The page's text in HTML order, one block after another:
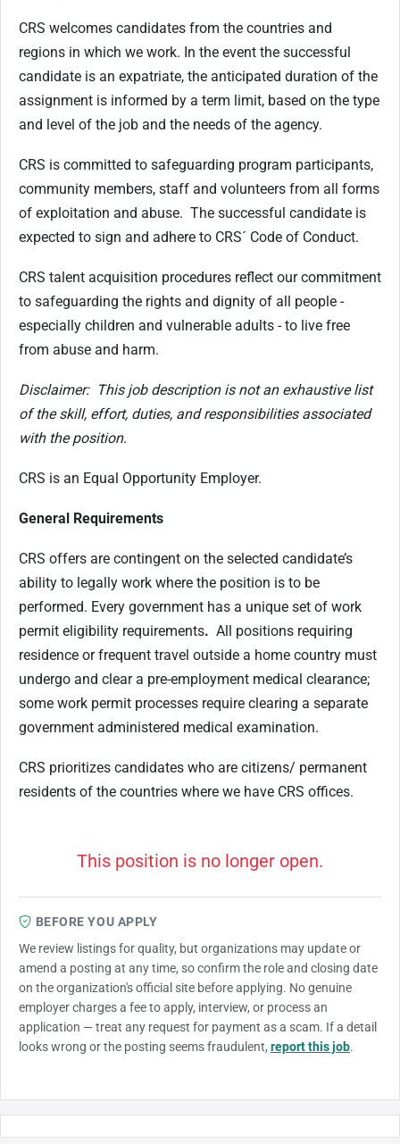
CRS welcomes candidates from the countries and
regions in which we work. In the event the successful
candidate is an expatriate, the anticipated duration of the
assignment is informed by a term limit, based on the type
and level of the job and the needs of the agency.
CRS is committed to safeguarding program participants,
community members, staff and volunteers from all forms
of exploitation and abuse. The successful candidate is
expected to sign and adhere to CRS´ Code of Conduct.
CRS talent acquisition procedures reflect our commitment
to safeguarding the rights and dignity of all people -
especially children and vulnerable adults - to live free
from abuse and harm.
Disclaimer: This job description is not an exhaustive list
of the skill, effort, duties, and responsibilities associated
with the position.
CRS is an Equal Opportunity Employer.
General Requirements
CRS offers are contingent on the selected candidate’s
ability to legally work where the position is to be
performed. Every government has a unique set of work
permit eligibility requirements. All positions requiring
residence or frequent travel outside a home country must
undergo and clear a pre-employment medical clearance;
some work permit processes require clearing a separate
government administered medical examination.
CRS prioritizes candidates who are citizens/ permanent
residents of the countries where we have CRS offices.
This position is no longer open.
BEFORE YOU APPLY
We review listings for quality, but organizations may update or
amend a posting at any time, so confirm the role and closing date
on the organization's official site before applying. No genuine
employer charges a fee to apply, interview, or process an
application — treat any request for payment as a scam. If a detail
looks wrong or the posting seems fraudulent, report this job.